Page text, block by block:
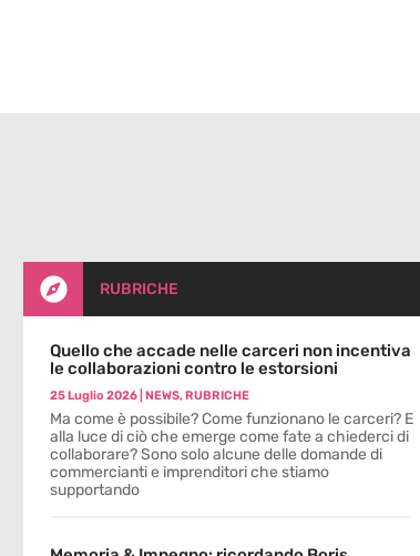
 RUBRICHE
Quello che accade nelle carceri non incentiva
le collaborazioni contro le estorsioni
25 Luglio 2026| NEWS, RUBRICHE
Ma come è possibile? Come funzionano le carceri? E
alla luce di ciò che emerge come fate a chiederci di
collaborare? Sono solo alcune delle domande di
commercianti e imprenditori che stiamo
supportando